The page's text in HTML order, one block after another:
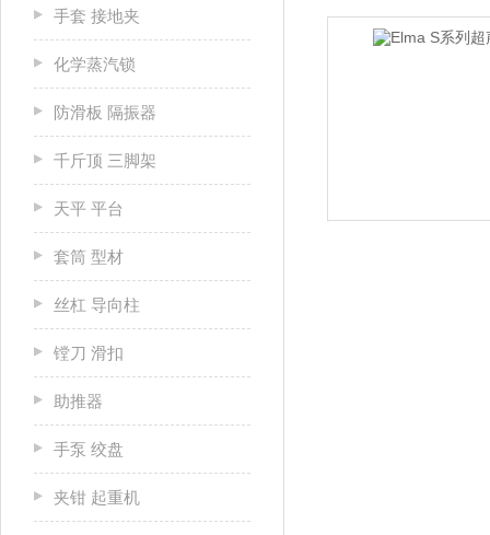
手套 接地夹
化学蒸汽锁
防滑板 隔振器
千斤顶 三脚架
天平 平台
套筒 型材
丝杠 导向柱
镗刀 滑扣
助推器
手泵 绞盘
夹钳 起重机